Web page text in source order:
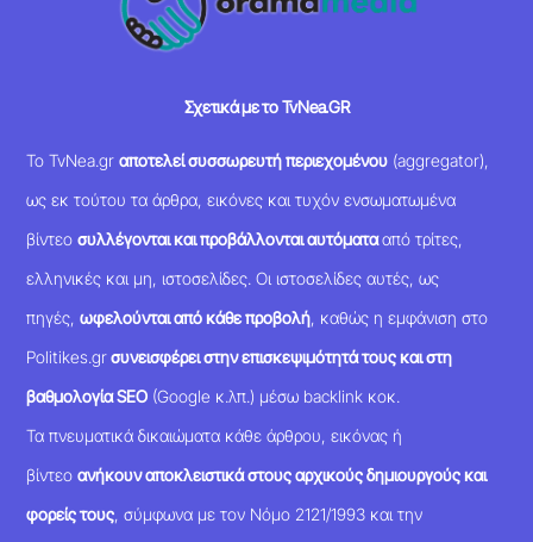
Σχετικά με το TvNea.GR
Το TvNea.grαποτελεί συσσωρευτή περιεχομένου (aggregator),
ως εκ τούτου τα άρθρα, εικόνες και τυχόν ενσωματωμένα
βίντεοσυλλέγονται και προβάλλονται αυτόματααπό τρίτες,
ελληνικές και μη, ιστοσελίδες. Οι ιστοσελίδες αυτές, ως
πηγές,ωφελούνται από κάθε προβολή , καθώς η εμφάνιση στο
Politikes.grσυνεισφέρει στην επισκεψιμότητά τους και στη
βαθμολογία SEO (Google κ.λπ.) μέσω backlink κοκ.
Τα πνευματικά δικαιώματα κάθε άρθρου, εικόνας ή
βίντεοανήκουν αποκλειστικά στους αρχικούς δημιουργούς και
φορείς τους , σύμφωνα με τον Νόμο 2121/1993 και την